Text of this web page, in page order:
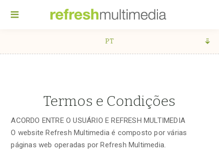
PT
Termos e Condições
ACORDO ENTRE O USUÁRIO E REFRESH MULTIMEDIA
O website Refresh Multimedia é composto por várias
páginas web operadas por Refresh Multimedia.